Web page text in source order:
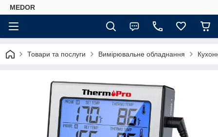
MEDOR
Товари та послуги Вимірювальне обладнання